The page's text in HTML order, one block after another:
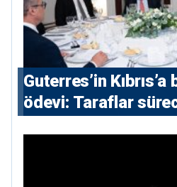
Guterres’in Kıbrıs’a
ödevi: Taraflar